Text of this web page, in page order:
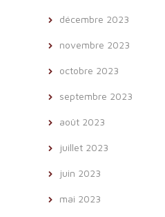
décembre 2023
novembre 2023
octobre 2023
septembre 2023
août 2023
juillet 2023
juin 2023
mai 2023